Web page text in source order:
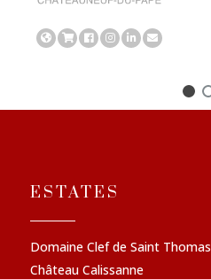
ESTATES
Domaine Clef de Saint Thomas
Château Calissanne